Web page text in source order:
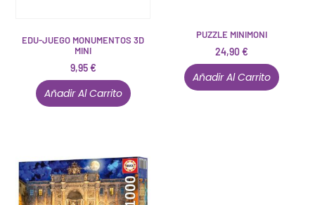
EDU-JUEGO MONUMENTOS 3D
MINI
9,95€
Añadir Al Carrito
PUZZLE MINIMONI
24,90€
Añadir Al Carrito